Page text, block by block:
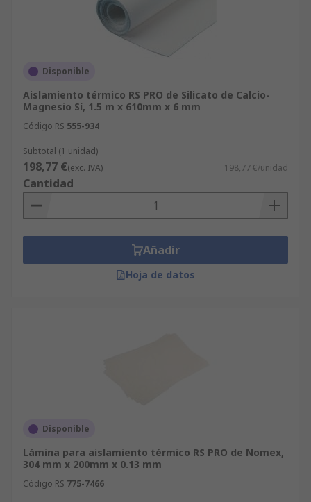
Disponible
Aislamiento térmico RS PRO de Silicato de Calcio-
Magnesio Sí, 1.5 m x 610mm x 6 mm
Código RS 555-934
Subtotal (1 unidad)
198,77 €(exc. IVA) 198,77 €/unidad
Cantidad
Añadir
Hoja de datos
Disponible
Lámina para aislamiento térmico RS PRO de Nomex,
304 mm x 200mm x 0.13 mm
Código RS 775-7466